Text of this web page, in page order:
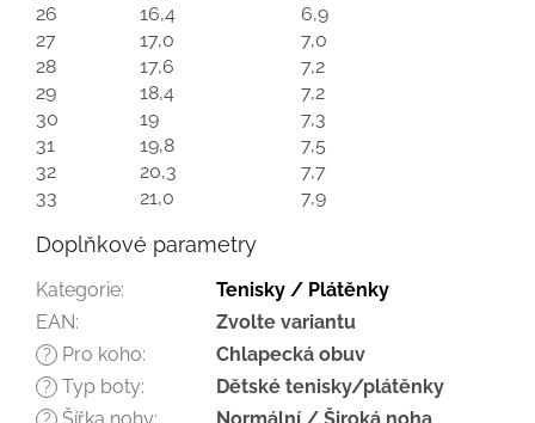
26
16,4
6,9
27
17,0
7,0
28
17,6
7,2
29
18,4
7,2
30
19
7,3
31
19,8
7,5
32
20,3
7,7
33
21,0 7,9
Doplňkové parametry
Kategorie:
Tenisky / Plátěnky
EAN: Zvolte variantu
? Pro koho: Chlapecká obuv
? Typ boty: Dětské tenisky/plátěnky